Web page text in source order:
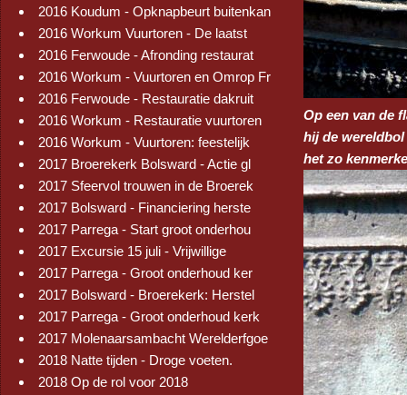
2016 Koudum - Opknapbeurt buitenkan
2016 Workum Vuurtoren - De laatst
2016 Ferwoude - Afronding restaurat
2016 Workum - Vuurtoren en Omrop Fr
2016 Ferwoude - Restauratie dakruit
2016 Workum - Restauratie vuurtoren
2016 Workum - Vuurtoren: feestelijk
2017 Broerekerk Bolsward - Actie gl
2017 Sfeervol trouwen in de Broerek
2017 Bolsward - Financiering herste
2017 Parrega - Start groot onderhou
2017 Excursie 15 juli - Vrijwillige
2017 Parrega - Groot onderhoud ker
2017 Bolsward - Broerekerk: Herstel
2017 Parrega - Groot onderhoud kerk
2017 Molenaarsambacht Werelderfgoe
2018 Natte tijden - Droge voeten.
2018 Op de rol voor 2018
Op een van de
hij de
het zo